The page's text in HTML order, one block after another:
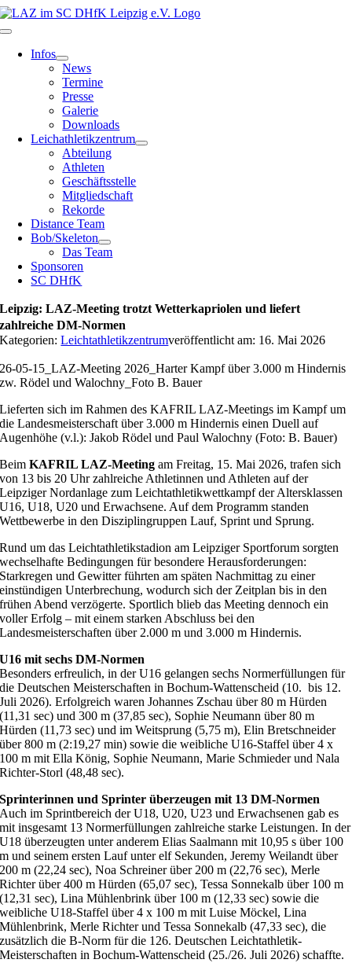
Zum
Inhalt
Toggle
Navigation
Infos
News
Termine
Presse
Galerie
Downloads
Leichathletikzentrum
Abteilung
Athleten
Geschäftsstelle
Mitgliedschaft
Rekorde
Distance Team
Bob/Skeleton
Das Team
Sponsoren
SC DHfK
Leipzig: LAZ-Meeting trotzt Wetterkapriolen und liefert
zahlreiche DM-Normen
Kategorien:Leichtathletikzentrumveröffentlicht am: 16. Mai 2026
26-05-15_LAZ-Meeting 2026_Harter Kampf über 3.000 m Hindernis
zw. Rödel und Walochny_Foto B. Bauer
Lieferten sich im Rahmen des KAFRIL LAZ-Meetings im Kampf um
die Landesmeisterschaft über 3.000 m Hindernis einen Duell auf
Augenhöhe (v.l.): Jakob Rödel und Paul Walochny (Foto: B. Bauer)
BeimKAFRIL LAZ-Meeting am Freitag, 15. Mai 2026, trafen sich
von 13 bis 20 Uhr zahlreiche Athletinnen und Athleten auf der
Leipziger Nordanlage zum Leichtathletikwettkampf der Altersklassen
U16, U18, U20 und Erwachsene. Auf dem Programm standen
Wettbewerbe in den Disziplingruppen Lauf, Sprint und Sprung.
Rund um das Leichtathletikstadion am Leipziger Sportforum sorgten
wechselhafte Bedingungen für besondere Herausforderungen:
Starkregen und Gewitter führten am späten Nachmittag zu einer
einstündigen Unterbrechung, wodurch sich der Zeitplan bis in den
frühen Abend verzögerte. Sportlich blieb das Meeting dennoch ein
voller Erfolg – mit einem starken Abschluss bei den
Landesmeisterschaften über 2.000 m und 3.000 m Hindernis.
U16 mit sechs DM-Normen
Besonders erfreulich, in der U16 gelangen sechs Normerfüllungen für
die Deutschen Meisterschaften in Bochum-Wattenscheid (10. bis 12.
Juli 2026). Erfolgreich waren Johannes Zschau über 80 m Hürden
(11,31 sec) und 300 m (37,85 sec), Sophie Neumann über 80 m
Hürden (11,73 sec) und im Weitsprung (5,75 m), Elin Bretschneider
über 800 m (2:19,27 min) sowie die weibliche U16-Staffel über 4 x
100 m mit Ella König, Sophie Neumann, Marie Schmieder und Nala
Richter-Storl (48,48 sec).
Sprinterinnen und Sprinter überzeugen mit 13 DM-Normen
Auch im Sprintbereich der U18, U20, U23 und Erwachsenen gab es
mit insgesamt 13 Normerfüllungen zahlreiche starke Leistungen. In der
U18 überzeugten unter anderem Elias Saalmann mit 10,95 s über 100
m und seinem ersten Lauf unter elf Sekunden, Jeremy Weilandt über
200 m (22,24 sec), Noa Schreiner über 200 m (22,76 sec), Merle
Richter über 400 m Hürden (65,07 sec), Tessa Sonnekalb über 100 m
(12,31 sec), Lina Mühlenbrink über 100 m (12,33 sec) sowie die
weibliche U18-Staffel über 4 x 100 m mit Luise Möckel, Lina
Mühlenbrink, Merle Richter und Tessa Sonnekalb (47,33 sec), die
zusätzlich die B-Norm für die 126. Deutschen Leichtathletik-
Meisterschaften in Bochum-Wattenscheid (25./26. Juli 2026) schaffte.